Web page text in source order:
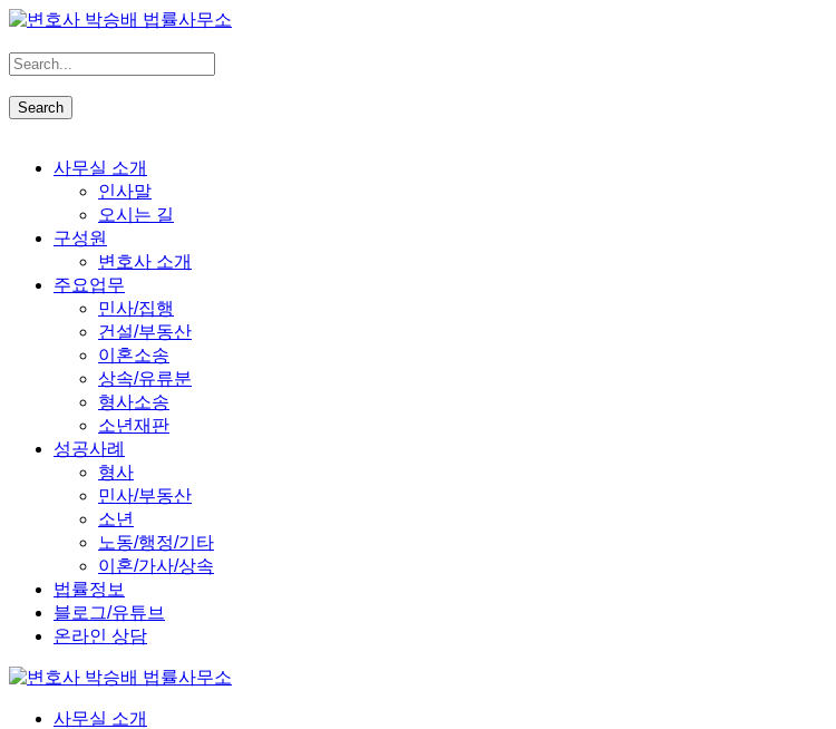
사무실 소개
인사말
오시는 길
구성원
변호사 소개
주요업무
민사/집행
건설/부동산
이혼소송
상속/유류분
형사소송
소년재판
성공사례
형사
민사/부동산
소년
노동/행정/기타
이혼/가사/상속
법률정보
블로그/유튜브
온라인 상담
사무실 소개